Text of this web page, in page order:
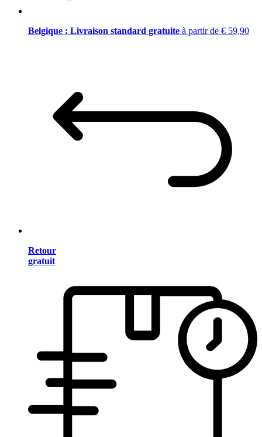
Belgique : Livraison standard gratuite à partir de € 59,90
Retour
gratuit